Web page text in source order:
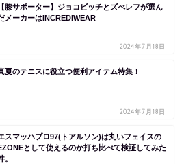
【膝サポーター】ジョコビッチとズべレフが選ん
メーカーはINCREDIWEAR
2024年7月18日
夏のテニスに役立つ便利アイテム特集！
2024年7月18日
スマッハプロ97(トアルソン)は丸いフェイスの
として使えるのか打ち比べて検証してみた
。